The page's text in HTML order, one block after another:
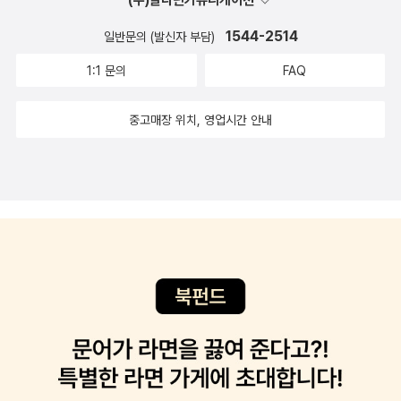
상의 손댈 수 없는 무내용을 감당할 수 없었다. 그날 밤, 나는 혼자서
숨죽여 울었다. …… 내 마음속에서 내 칼이 징징징 울면서 춤을 추었
고, 내 술 취한 칼은 마구 울었다. 이순신의 예상대로, 진린은 도착한
신은 광양만을 떠나기로 결심합니다. 여기는 내가 죽을 자리는 아니
에 나는 포진해야 했다. …… 그날 밤, 함대는 광양만을 떠났다. …… 격
군장들은 북을 울리지 않았다. 함대는 고요히 이동했다.
…………………………………………………………………………… 우리의 국토
를 더럽히고 우리의 백성들을 무자비하게 도륙한 적들과의 전투조차
당시의 조선 수군은, 조정의 지원도 못받았을 뿐 아니라 심지어는 이
이렇게 많은데 다른 거 읽지. 라고 말을 할 정도였다. 그러게. 도대체
왜 읽었느냐고 묻는다면, 읽어야만 했으니까. 라고 대답을 할 수 밖에
계없이 읽어야만 하는 책들도 가끔은 있다. 전쟁의 원인(트로이의
모를 활용한 스파이 활동을 하는 정도. 물론 세례 요한을 죽인 루 살로
메 같은 암살자도 있고 만주를 누빈 독립운동가 중에도 여성이 있었
을 상상하는 건 어려웠다. 뭔가, 상상력의 한계 밖이라고 해야 하나.
물론 여군이 있다는 것도 알고, 냉병기의 시대가 지나간 지금 여성이
택하고 더 나은 미래를 열어갈 수 있을 것이다. 비록 지금까지 수없이
속아왔어도, 그 희망만은 여전히 놓을 수 없다.
의 영웅(미하일 레르몬토프) ㅇ 직장동료들과 저녁 술자리를 하다가
이문열 작가에 대한 이야기를 했다. 기억이 가물가물하지만 그분의
빙자한 술주정으로 제법 오랜시간을 낭비했던 것 같다. 그러고 보니
은 느낌의 소설이라는 느낌만 있었던것 같다. 술자리를 마치고 뚝방
나, 이틀뒤 사무실로 배달된 책은 듣지도 보지도 못한 작가 미하일 레
계문학 전집에 있으니 언젠가는 읽게 될 것만 같긴 하지만..ㅠ.ㅠ -
(처음) 나는 티플리스에서 역마차를 타고 오는 길이었다. - (마지
무 치중하여 자국의 안위를 파괴했다. 성리학의 시작은 남송에서 시
작되어 한족(漢族) 중국인들에 의해 조선까지 넘어왔다. 조선은 명
다. 즉 정치적 이념과 통치방법론에서 불교와 유교 사이의 고려보다
축옥사를 생각할 수 있다. 옥사에서 형사업무 최고책임자로 송강 정
철이 있었고, 그는 이 기회를 이용하여 동인 세력을 숙청한다. 그 뒤
왕의 후사문제를 잘못 언급하여 귀양 가게 되고, 귀양지에서 전쟁의
소식을 들은 다시 선조 곁으로 오라는 명령을 듣는다. 문제는 전시상
황은 모든 업무가 비상이기에 신속하게 그리고 정확하게 처리해야 한
다리 사이에서 지독한 젓국 냄새가 퍼져나왔다. 그 여자의 입 속은 달
있었다.[4] 작가는 전쟁통에 제대로 씻지 못한 여진의 불결한 상태를
런데 질이 다른 균에 감염되면 이 산성도가 깨져서 분비물이 많아지
게 되고, 오래된 생선 냄새와 유사한 악취가 일어난다. 김훈의 ‘젓국
씻지 않으면 지저분한 냄새가 나는구나.’ 이런 인식은 남자나 여자 모
두에게 ‘여성의 질 냄새는 수치스럽고, 불결하다, 문란하다’는 편견을
때는 더욱 멋진 북페스티벌이 될듯^^ 우리도서관은 '염소아저씨의 행
복가방 만들기' 를 주제로 튼튼한 종이 가방에 직접 그림을 그려 나만
의 책가방 만드는 체험을 했다. 아이들이 그린 가방을 메고 다니니 저
일 2일동안 하는 행사라 체험용 가방 200개를 준비했는데 많이 부족
을 빼야만 한다. 강의는 참석자들이 질문한 내용을 칠판에 빼곡하게
적고 하나씩 지워가면서 설명하는 방식으로 진행했다. 저명 인사가
아니고는 시도하기 어렵겠지만 참신하다. 청중들이 궁금해하는 내용
을 이야기로 풀어가다보면 박웅현의 삶이, 철학이 나온다. 멘토가 누
구인가 하는 질문에 김훈, 법정, 도종환, 안도현 등을 이야기하면서 딸
일반문의 (발신자 부담) 1544-2514
1:1 문의 FAQ
중고매장 위치, 영업시간 안내